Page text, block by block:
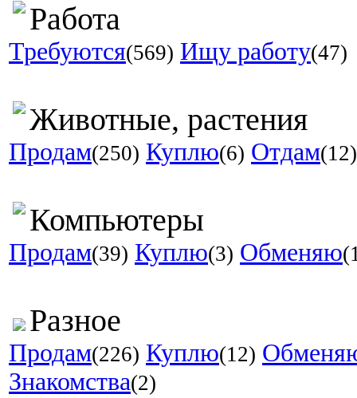
Работа
Требуются(569) Ищу работу(47)
Животные, растения
Продам(250) Куплю(6) Отдам(12)
Компьютеры
Продам(39) Куплю(3) Обменяю
Разное
Продам(226) Куплю(12)
Знакомства(2)